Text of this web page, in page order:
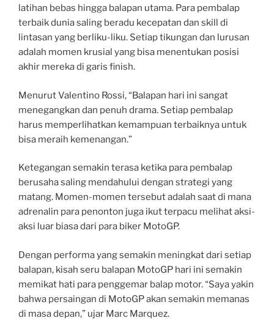
latihan bebas hingga balapan utama. Para pembalap
terbaik dunia saling beradu kecepatan dan skill di
lintasan yang berliku-liku. Setiap tikungan dan lurusan
adalah momen krusial yang bisa menentukan posisi
akhir mereka di garis finish.
Menurut Valentino Rossi, “Balapan hari ini sangat
menegangkan dan penuh drama. Setiap pembalap
harus memperlihatkan kemampuan terbaiknya untuk
bisa meraih kemenangan.”
Ketegangan semakin terasa ketika para pembalap
berusaha saling mendahului dengan strategi yang
matang. Momen-momen tersebut adalah saat di mana
adrenalin para penonton juga ikut terpacu melihat aksi-
aksi luar biasa dari para biker MotoGP.
Dengan performa yang semakin meningkat dari setiap
balapan, kisah seru balapan MotoGP hari ini semakin
memikat hati para penggemar balap motor. “Saya yakin
bahwa persaingan di MotoGP akan semakin memanas
di masa depan,” ujar Marc Marquez.